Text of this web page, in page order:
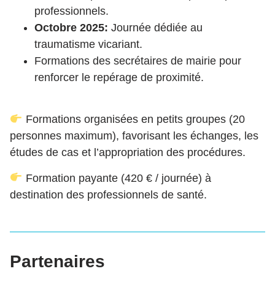
professionnels.
Octobre 2025: Journée dédiée au
traumatisme vicariant.
Formations des secrétaires de mairie pour
renforcer le repérage de proximité.
Formations organisées en petits groupes (20
personnes maximum), favorisant les échanges, les
études de cas et l’appropriation des procédures.
Formation payante (420 € / journée) à
destination des professionnels de santé.
Partenaires